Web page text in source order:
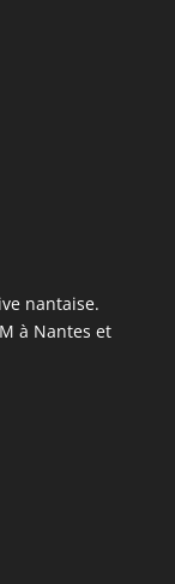
nantaise.
à Nantes et